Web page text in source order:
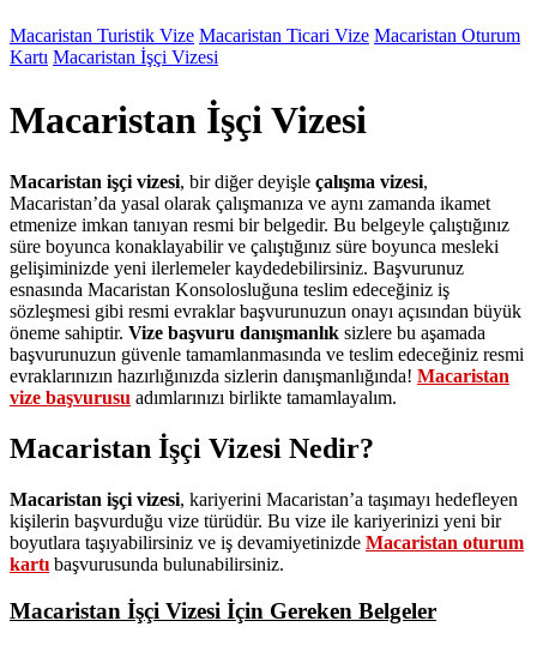
Macaristan Turistik Vize Macaristan Ticari Vize Macaristan Oturum
Kartı Macaristan İşçi Vizesi
Macaristan İşçi Vizesi
Macaristan işçi vizesi, bir diğer deyişle çalışma vizesi,
Macaristan’da yasal olarak çalışmanıza ve aynı zamanda ikamet
etmenize imkan tanıyan resmi bir belgedir. Bu belgeyle çalıştığınız
süre boyunca konaklayabilir ve çalıştığınız süre boyunca mesleki
gelişiminizde yeni ilerlemeler kaydedebilirsiniz. Başvurunuz
esnasında Macaristan Konsolosluğuna teslim edeceğiniz iş
sözleşmesi gibi resmi evraklar başvurunuzun onayı açısından büyük
öneme sahiptir. Vize başvuru danışmanlık sizlere bu aşamada
başvurunuzun güvenle tamamlanmasında ve teslim edeceğiniz resmi
evraklarınızın hazırlığınızda sizlerin danışmanlığında! Macaristan
vize başvurusu adımlarınızı birlikte tamamlayalım.
Macaristan İşçi Vizesi Nedir?
Macaristan işçi vizesi, kariyerini Macaristan’a taşımayı hedefleyen
kişilerin başvurduğu vize türüdür. Bu vize ile kariyerinizi yeni bir
boyutlara taşıyabilirsiniz ve iş devamiyetinizde Macaristan oturum
kartı başvurusunda bulunabilirsiniz.
Macaristan İşçi Vizesi İçin Gereken Belgeler